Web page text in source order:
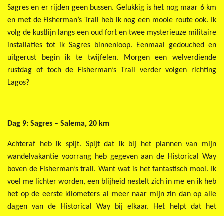
Sagres en er rijden geen bussen. Gelukkig is het nog maar 6 km
en met de Fisherman’s Trail heb ik nog een mooie route ook. Ik
volg de kustlijn langs een oud fort en twee mysterieuze militaire
installaties tot ik Sagres binnenloop. Eenmaal gedouched en
uitgerust begin ik te twijfelen. Morgen een welverdiende
rustdag of toch de Fisherman’s Trail verder volgen richting
Lagos?
Dag 9: Sagres – Salema, 20 km
Achteraf heb ik spijt. Spijt dat ik bij het plannen van mijn
wandelvakantie voorrang heb gegeven aan de Historical Way
boven de Fisherman’s trail. Want wat is het fantastisch mooi. Ik
voel me lichter worden, een blijheid nestelt zich in me en ik heb
het op de eerste kilometers al meer naar mijn zin dan op alle
dagen van de Historical Way bij elkaar. Het helpt dat het